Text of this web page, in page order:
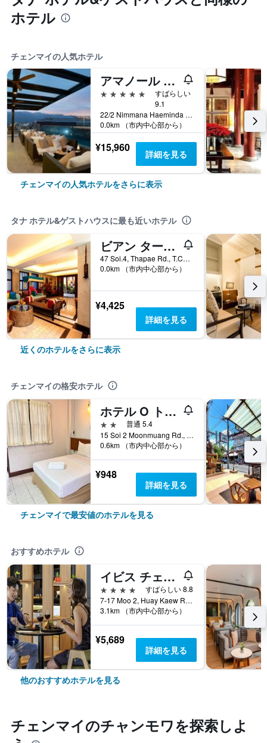
ホテル
チェンマイの人気ホテル
アマノール オテル チェンマイ
5つ星
すばらしい
9.1
22/2 Nimmana Haeminda Road Soi 9, チェンマイ, タイ
0.0km （市内中心部から）
¥15,960 詳細を見る
チェンマイの人気ホテルをさらに表示
タナ ホテル&ゲストハウスに最も近いホテル
ビアン ターペー リゾート
47 Soi.4, Thapae Rd., T.Changkhan, チェンマイ, タイ
0.0km （市内中心部から）
¥4,425
詳細を見る
近くのホテルをさらに表示
チェンマイの格安ホテル
ホテル O トップ ノース ゲストハウス
2つ星
普通 5.4
15 Soi 2 Moonmuang Rd., Pra Sing, Muang, チェンマイ, タイ
0.6km （市内中心部から）
¥948
詳細を見る
チェンマイで最安値のホテルを見る
おすすめホテル
イビス チェンマイ ニマン ジャーニーハブ
4つ星
すばらしい 8.8
7-17 Moo 2, Huay Kaew Road Chang Phueak, Muang, チェンマイ, タイ
3.1km （市内中心部から）
¥5,689
詳細を見る
他のおすすめホテルを見る
チェンマイ​のチャンモワ​を探索しよ